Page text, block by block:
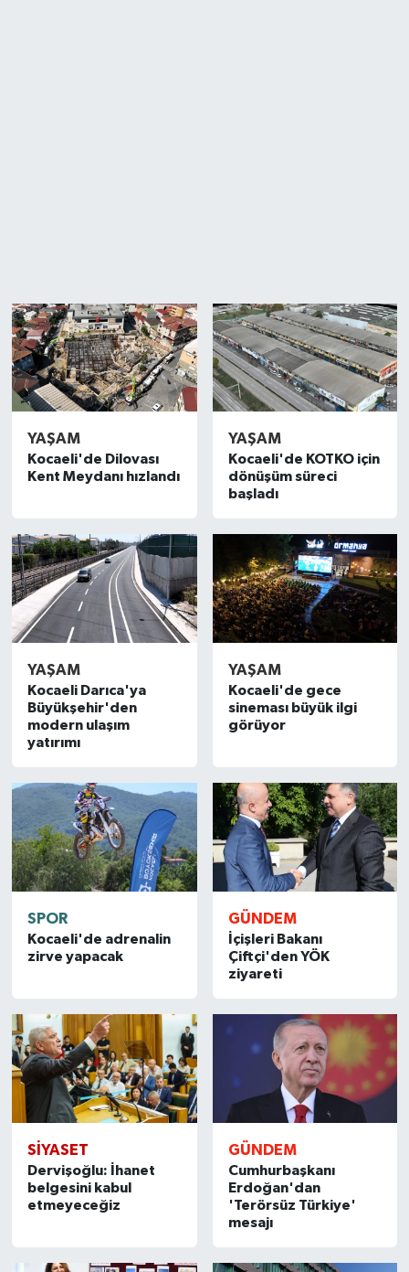
YAŞAM
Kocaeli'de Dilovası
Kent Meydanı hızlandı
YAŞAM
Kocaeli'de KOTKO için
dönüşüm süreci
başladı
YAŞAM
Kocaeli Darıca'ya
Büyükşehir'den
modern ulaşım
yatırımı
YAŞAM
Kocaeli'de gece
sineması büyük ilgi
görüyor
SPOR
Kocaeli'de adrenalin
zirve yapacak
GÜNDEM
İçişleri Bakanı
Çiftçi'den YÖK
ziyareti
SİYASET
Dervişoğlu: İhanet
belgesini kabul
etmeyeceğiz
GÜNDEM
Cumhurbaşkanı
Erdoğan'dan
'Terörsüz Türkiye'
mesajı